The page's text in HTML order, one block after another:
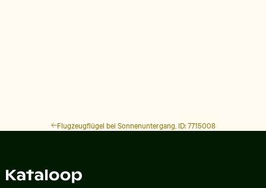
Flugzeugflügel bei Sonnenuntergang, ID: 7715008